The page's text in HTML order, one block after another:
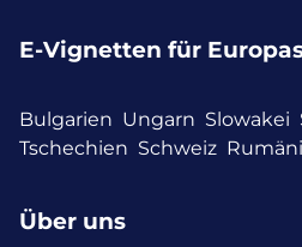
E-Vignetten für
Bulgarien Ungarn Slowakei
Tschechien Schweiz
Über uns